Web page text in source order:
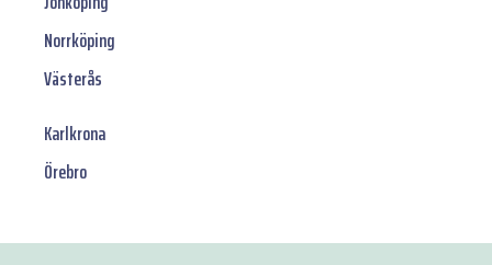
Norrköping
Västerås
Karlkrona
Örebro